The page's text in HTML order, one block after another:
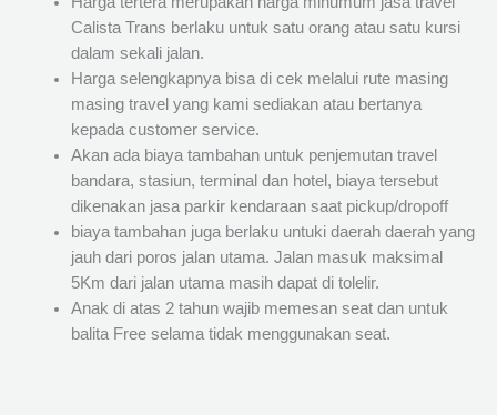
Calista Trans berlaku untuk satu orang atau satu kursi
dalam sekali jalan.
Harga selengkapnya bisa di cek melalui rute masing
masing travel yang kami sediakan atau bertanya
kepada customer service.
Akan ada biaya tambahan untuk penjemutan travel
bandara, stasiun, terminal dan hotel, biaya tersebut
dikenakan jasa parkir kendaraan saat pickup/dropoff
biaya tambahan juga berlaku untuki daerah daerah yang
jauh dari poros jalan utama. Jalan masuk maksimal
5Km dari jalan utama masih dapat di tolelir.
Anak di atas 2 tahun wajib memesan seat dan untuk
balita Free selama tidak menggunakan seat.